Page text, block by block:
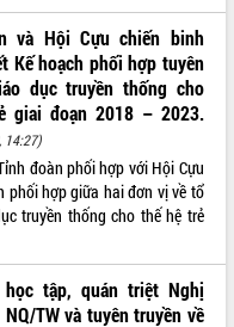
và Hội Cựu chiến binh
Kế hoạch phối hợp tuyên
dục truyền thống cho
giai đoạn 2018 – 2023.
14:27)
đoàn phối hợp với Hội Cựu
phối hợp giữa hai đơn vị về tổ
truyền thống cho thế hệ trẻ
tập, quán triệt Nghị
TW và tuyên truyền về